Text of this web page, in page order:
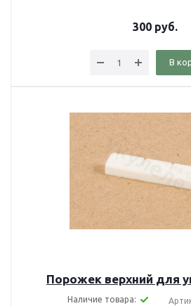
300руб.
В
Порожек верхний для
Наличие товара: